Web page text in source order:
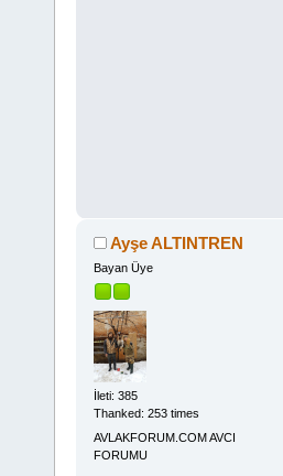
Ayşe ALTINTREN
Bayan Üye
İleti: 385
Thanked: 253 times
AVLAKFORUM.COM AVCI
FORUMU